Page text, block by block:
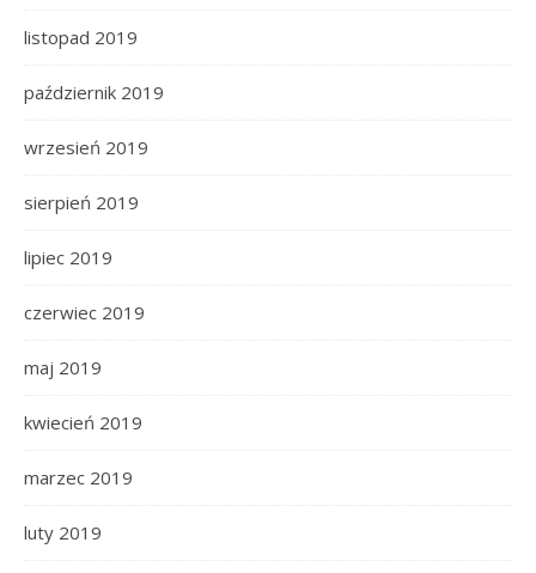
listopad 2019
październik 2019
wrzesień 2019
sierpień 2019
lipiec 2019
czerwiec 2019
maj 2019
kwiecień 2019
marzec 2019
luty 2019